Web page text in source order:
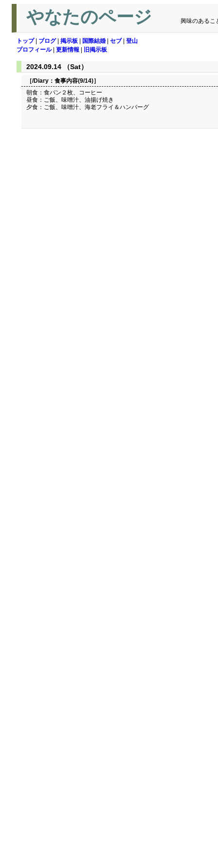
やなたのページ 興味のあるこ
トップ| ブログ| 掲示板 国際結婚 セブ| 登山
プロフィール| 更新情報 旧掲示板
2024.09.14 （Sat）
［/Diary： 食事内容(9/14)］
朝食：食パン２枚、コーヒー
昼食：ご飯、味噌汁、油揚げ焼き
夕食：ご飯、味噌汁、海老フライ＆ハンバーグ